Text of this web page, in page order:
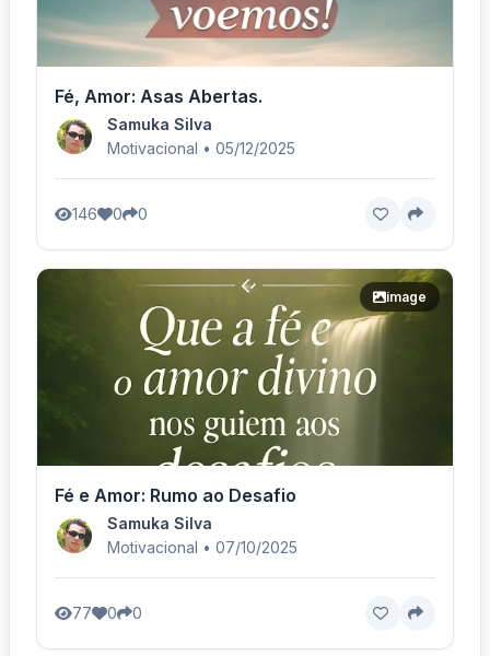
Fé, Amor: Asas Abertas.
Samuka Silva
Motivacional • 05/12/2025
146 0 0
image
Fé e Amor: Rumo ao Desafio
Samuka Silva
Motivacional • 07/10/2025
77 0 0